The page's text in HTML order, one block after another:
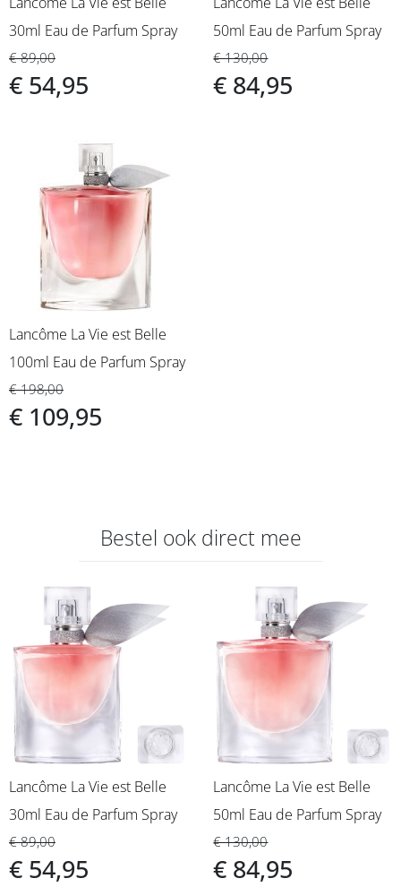
30ml Eau de Parfum Spray
€ 89,00
€ 54,95
50ml Eau de Parfum Spray
€ 130,00
€ 84,95
Lancôme La Vie est Belle
100ml Eau de Parfum Spray
€ 198,00
€ 109,95
Bestel ook direct mee
Lancôme La Vie est Belle
30ml Eau de Parfum Spray
€ 89,00
€ 54,95
Lancôme La Vie est Belle
50ml Eau de Parfum Spray
€ 130,00
€ 84,95